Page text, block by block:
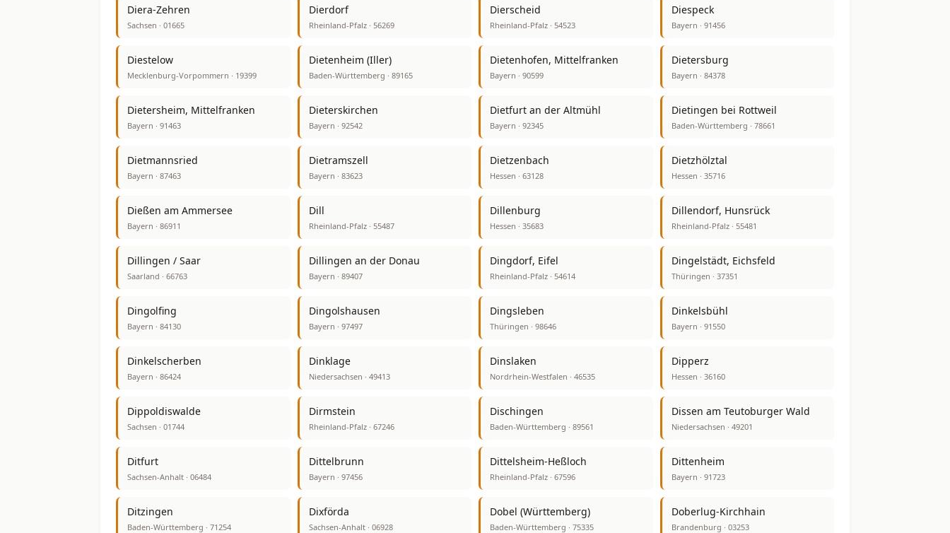
Diera-Zehren
Sachsen · 01665
Dierdorf
Rheinland-Pfalz · 56269
Dierscheid
Rheinland-Pfalz · 54523
Diespeck
Bayern · 91456
Diestelow
Mecklenburg-Vorpommern · 19399
Dietenheim (Iller)
Baden-Württemberg · 89165
Dietenhofen, Mittelfranken
Bayern · 90599
Dietersburg
Bayern · 84378
Dietersheim, Mittelfranken
Bayern · 91463
Dieterskirchen
Bayern · 92542
Dietfurt an der Altmühl
Bayern · 92345
Dietingen bei Rottweil
Baden-Württemberg · 78661
Dietmannsried
Bayern · 87463
Dietramszell
Bayern · 83623
Dietzenbach
Hessen · 63128
Dietzhölztal
Hessen · 35716
Dießen am Ammersee
Bayern · 86911
Dill
Rheinland-Pfalz · 55487
Dillenburg
Hessen · 35683
Dillendorf, Hunsrück
Rheinland-Pfalz · 55481
Dillingen / Saar
Saarland · 66763
Dillingen an der Donau
Bayern · 89407
Dingdorf, Eifel
Rheinland-Pfalz · 54614
Dingelstädt, Eichsfeld
Thüringen · 37351
Dingolfing
Bayern · 84130
Dingolshausen
Bayern · 97497
Dingsleben
Thüringen · 98646
Dinkelsbühl
Bayern · 91550
Dinkelscherben
Bayern · 86424
Dinklage
Niedersachsen · 49413
Dinslaken
Nordrhein-Westfalen · 46535
Dipperz
Hessen · 36160
Dippoldiswalde
Sachsen · 01744
Dirmstein
Rheinland-Pfalz · 67246
Dischingen
Baden-Württemberg · 89561
Dissen am Teutoburger Wald
Niedersachsen · 49201
Ditfurt
Sachsen-Anhalt · 06484
Dittelbrunn
Bayern · 97456
Dittelsheim-Heßloch
Rheinland-Pfalz · 67596
Dittenheim
Bayern · 91723
Ditzingen
Baden-Württemberg · 71254
Dixförda
Sachsen-Anhalt · 06928
Dobel (Württemberg)
Baden-Württemberg · 75335
Doberlug-Kirchhain
Brandenburg · 03253